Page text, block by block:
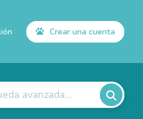
Crear una cuenta
avanzada...